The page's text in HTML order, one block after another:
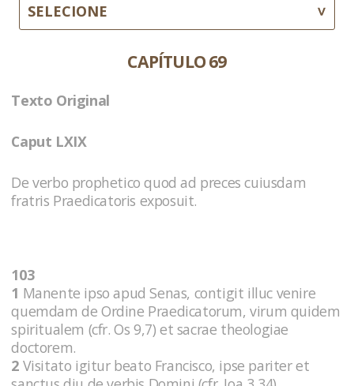
SELECIONE
CAPÍTULO 69
Texto Original
Caput LXIX
De verbo prophetico quod ad preces cuiusdam
fratris Praedicatoris exposuit.
103
1 Manente ipso apud Senas, contigit illuc venire
quemdam de Ordine Praedicatorum, virum quidem
spiritualem (cfr. Os 9,7) et sacrae theologiae
doctorem.
2 Visitato igitur beato Francisco, ipse pariter et